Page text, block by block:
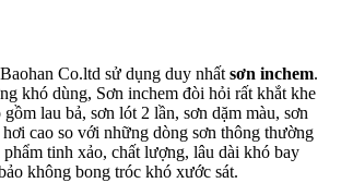
Co.ltd sử dụng duy nhất sơn inchem.
khó dùng, Sơn inchem đòi hỏi rất khắt khe
lau bả, sơn lót 2 lần, sơn dặm màu, sơn
cao so với những dòng sơn thông thường
tinh xảo, chất lượng, lâu dài khó bay
không bong tróc khó xước sát.